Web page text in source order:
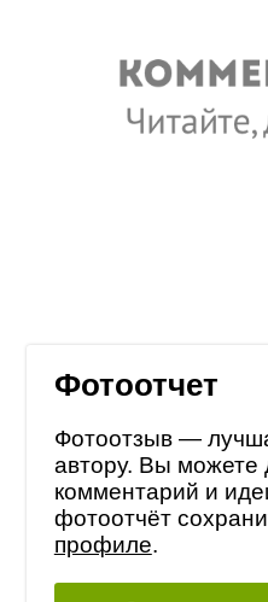
Фотоотчет
Фотоотзыв —
автору. Вы можете
комментарий и
фотоотчёт
профиле.